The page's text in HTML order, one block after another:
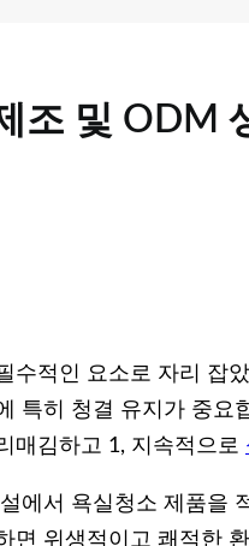
조 및 ODM
수적인 요소로 자리 잡
특히 청결 유지가 중요
매김하고 1, 지속적으로
에서 욕실청소 제품을
면 위생적이고 쾌적한